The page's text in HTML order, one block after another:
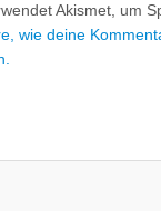
Akismet, um
wie deine